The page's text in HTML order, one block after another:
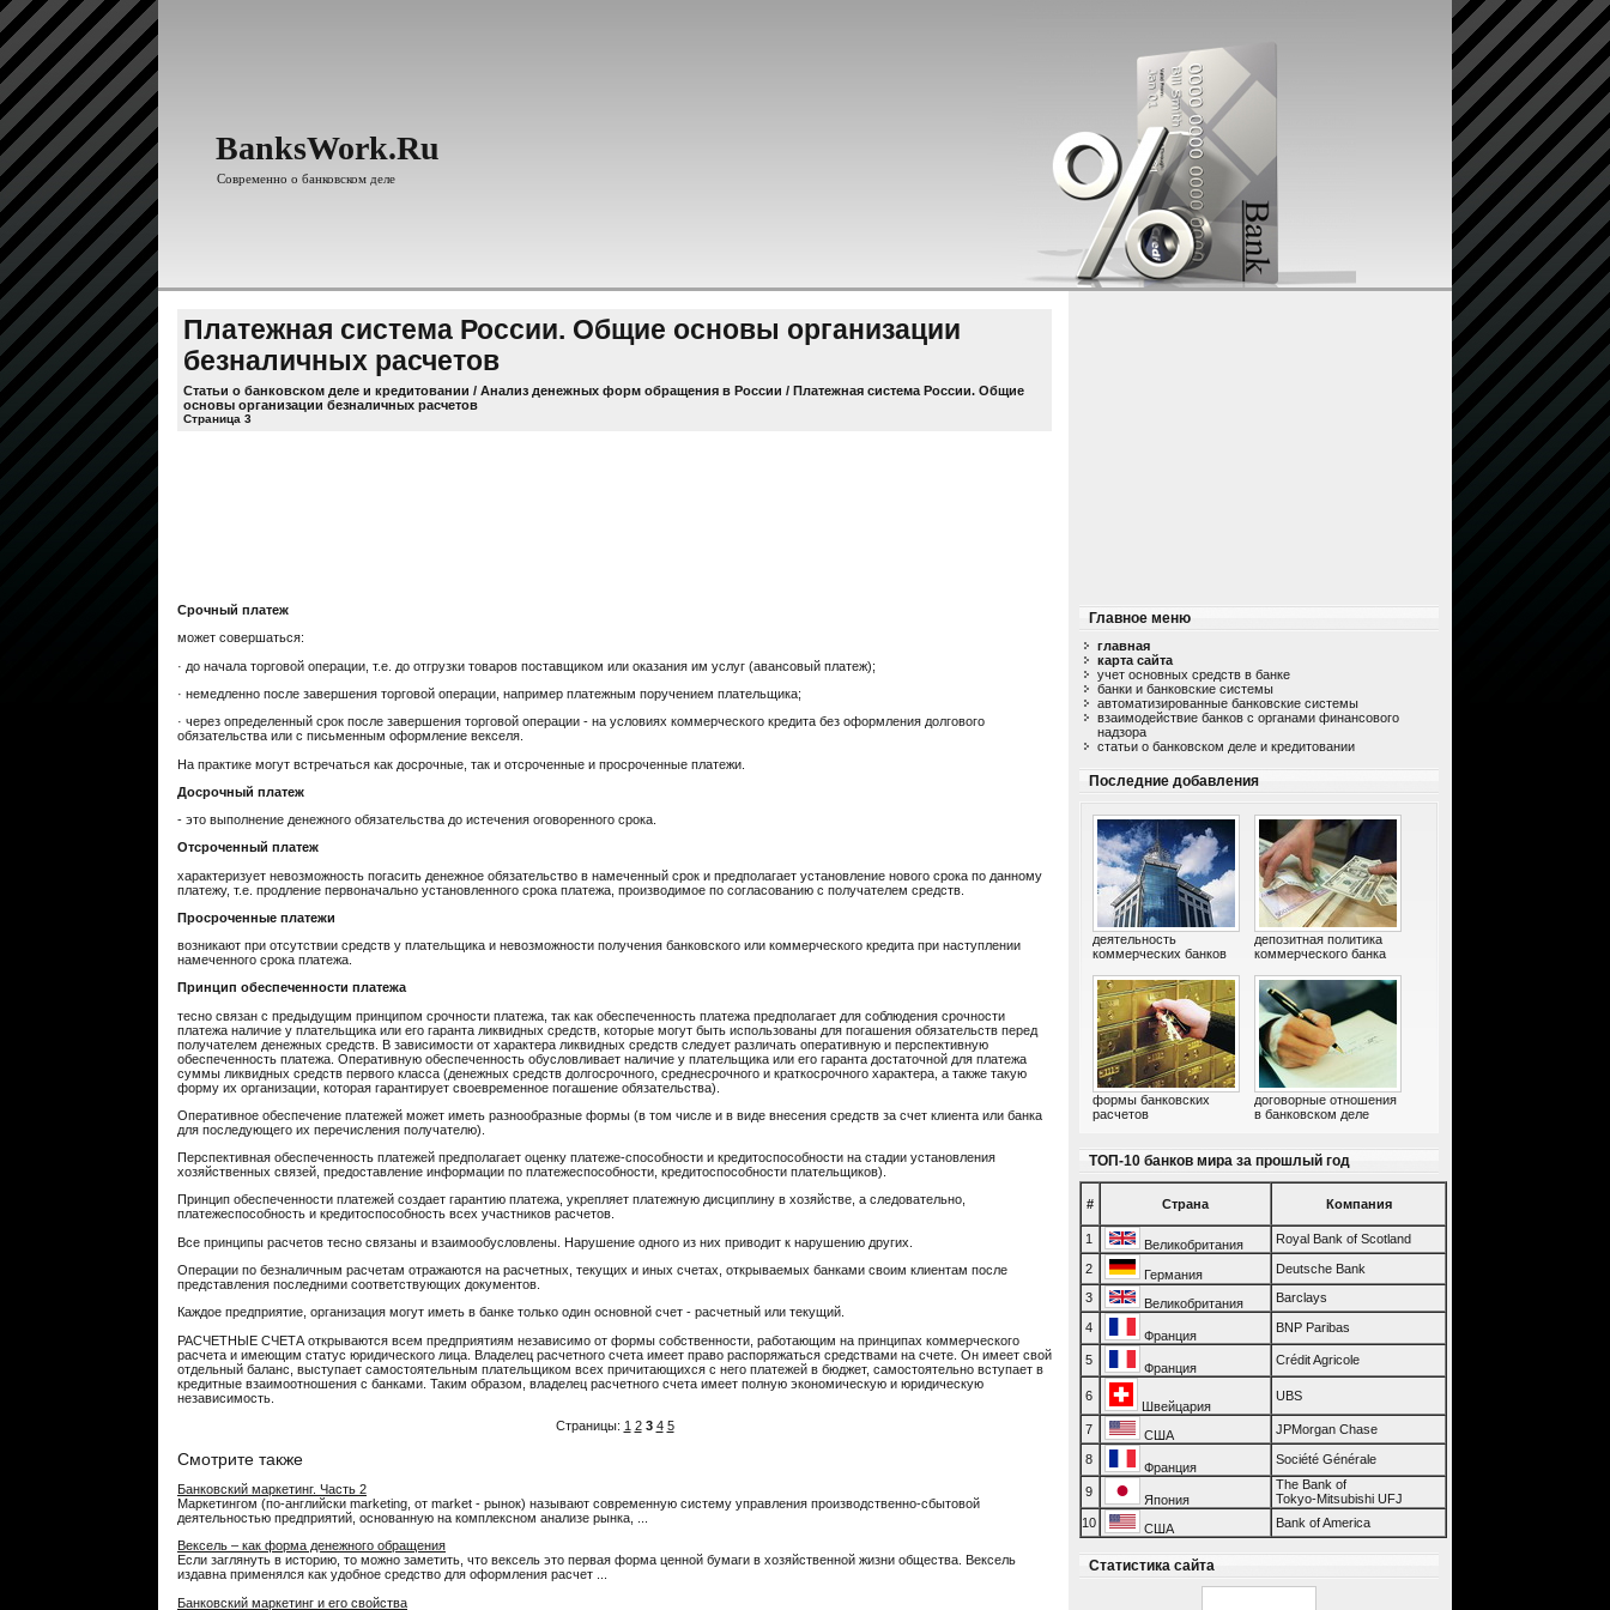
BanksWork.Ru
Современно о банковском деле
Главное меню
главная
карта сайта
учет основных средств в банке
банки и банковские системы
автоматизированные банковские системы
взаимодействие банков с органами финансового
надзора
статьи о банковском деле и кредитовании
Последние добавления
деятельность
коммерческих банков
депозитная политика
коммерческого банка
формы банковских
расчетов
договорные отношения
в банковском деле
ТОП-10 банков мира за прошлый год
# Страна Компания
1 Великобритания Royal Bank of Scotland
2 Германия
Deutsche Bank
3
Великобритания Barclays
4
Франция
BNP Paribas
5
Франция
Crédit Agricole
6
Швейцария
UBS
7 США JPMorgan Chase
8
Франция
Société Générale
9
Япония
The Bank of
Tokyo-Mitsubishi UFJ
10
США Bank of America
Статистика сайта
Платежная система России. Общие основы организации
безналичных расчетов
Статьи о банковском деле и кредитовании / Анализ денежных форм обращения в России / Платежная система России. Общие
основы организации безналичных расчетов
Страница 3
Срочный платеж
может совершаться:
· до начала торговой операции, т.е. до отгрузки товаров поставщиком или оказания им услуг (авансовый платеж);
· немедленно после завершения торговой операции, например платежным поручением плательщика;
· через определенный срок после завершения торговой операции - на условиях коммерческого кредита без оформления долгового
обязательства или с письменным оформление векселя.
На практике могут встречаться как досрочные, так и отсроченные и просроченные платежи.
Досрочный платеж
- это выполнение денежного обязательства до истечения оговоренного срока.
Отсроченный платеж
характеризует невозможность погасить денежное обязательство в намеченный срок и предполагает установление нового срока по данному
платежу, т.е. продление первоначально установленного срока платежа, производимое по согласованию с получателем средств.
Просроченные платежи
возникают при отсутствии средств у плательщика и невозможности получения банковского или коммерческого кредита при наступлении
намеченного срока платежа.
Принцип обеспеченности платежа
тесно связан с предыдущим принципом срочности платежа, так как обеспеченность платежа предполагает для соблюдения срочности
платежа наличие у плательщика или его гаранта ликвидных средств, которые могут быть использованы для погашения обязательств перед
получателем денежных средств. В зависимости от характера ликвидных средств следует различать оперативную и перспективную
обеспеченность платежа. Оперативную обеспеченность обусловливает наличие у плательщика или его гаранта достаточной для платежа
суммы ликвидных средств первого класса (денежных средств долгосрочного, среднесрочного и краткосрочного характера, а также такую
форму их организации, которая гарантирует своевременное погашение обязательства).
Оперативное обеспечение платежей может иметь разнообразные формы (в том числе и в виде внесения средств за счет клиента или банка
для последующего их перечисления получателю).
Перспективная обеспеченность платежей предполагает оценку платеже-способности и кредитоспособности на стадии установления
хозяйственных связей, предоставление информации по платежеспособности, кредитоспособности плательщиков).
Принцип обеспеченности платежей создает гарантию платежа, укрепляет платежную дисциплину в хозяйстве, а следовательно,
платежеспособность и кредитоспособность всех участников расчетов.
Все принципы расчетов тесно связаны и взаимообусловлены. Нарушение одного из них приводит к нарушению других.
Операции по безналичным расчетам отражаются на расчетных, текущих и иных счетах, открываемых банками своим клиентам после
представления последними соответствующих документов.
Каждое предприятие, организация могут иметь в банке только один основной счет - расчетный или текущий.
РАСЧЕТНЫЕ СЧЕТА открываются всем предприятиям независимо от формы собственности, работающим на принципах коммерческого
расчета и имеющим статус юридического лица. Владелец расчетного счета имеет право распоряжаться средствами на счете. Он имеет свой
отдельный баланс, выступает самостоятельным плательщиком всех причитающихся с него платежей в бюджет, самостоятельно вступает в
кредитные взаимоотношения с банками. Таким образом, владелец расчетного счета имеет полную экономическую и юридическую
независимость.
Страницы: 1 2 3 4 5
Смотрите также
Банковский маркетинг. Часть 2
Маркетингом (по-английски marketing, от market - рынок) называют современную систему управления производственно-сбытовой
деятельностью предприятий, основанную на комплексном анализе рынка, ...
Вексель – как форма денежного обращения
Если заглянуть в историю, то можно заметить, что вексель это первая форма ценной бумаги в хозяйственной жизни общества. Вексель
издавна применялся как удобное средство для оформления расчет ...
Банковский маркетинг и его свойства